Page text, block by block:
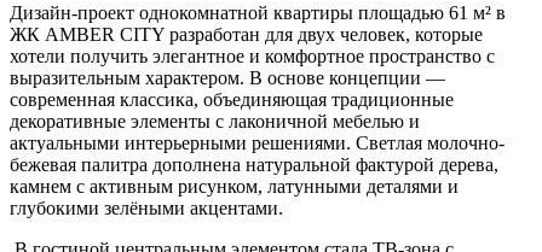
Дизайн-проект однокомнатной квартиры площадью 61 м² в
ЖК AMBER CITY разработан для двух человек, которые
хотели получить элегантное и комфортное пространство с
выразительным характером. В основе концепции —
современная классика, объединяющая традиционные
декоративные элементы с лаконичной мебелью и
актуальными интерьерными решениями. Светлая молочно-
бежевая палитра дополнена натуральной фактурой дерева,
камнем с активным рисунком, латунными деталями и
глубокими зелёными акцентами.